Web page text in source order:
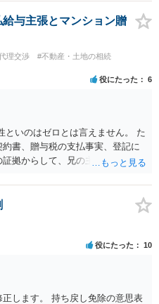
与主張とマンション贈
理交渉
#不動産・土地の相続
役にたった 6
いのはゼロとは言えません。 た
書、贈与税の支払事実、登記に
証拠からして、兄の主張は通らな
て進めるのがベターのような気
役にたった 10
します。 持ち戻し免除の意思表